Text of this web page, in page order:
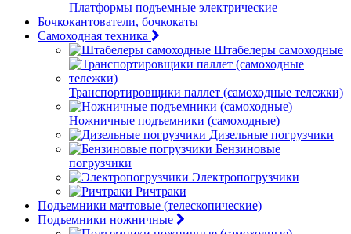
Платформы подъемные электрические
Бочкокантователи, бочкокаты
Самоходная техника
Штабелеры самоходные
Транспортировщики паллет (самоходные тележки)
Ножничные подъемники (самоходные)
Дизельные погрузчики
Бензиновые
погрузчики
Электропогрузчики
Ричтраки
Подъемники мачтовые (телескопические)
Подъемники ножничные